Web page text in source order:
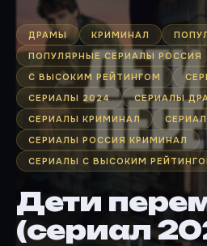
ДРАМЫ КРИМИНАЛ
ПОПУЛЯРНЫЕ СЕРИАЛЫ РОССИЯ
С ВЫСОКИМ РЕЙТИНГОМ
СЕРИАЛЫ 2024
СЕРИАЛЫ
СЕРИАЛЫ КРИМИНАЛ
СЕРИАЛЫ РОССИЯ КРИМИНАЛ
СЕРИАЛЫ С ВЫСОКИМ
Дети
(сериал